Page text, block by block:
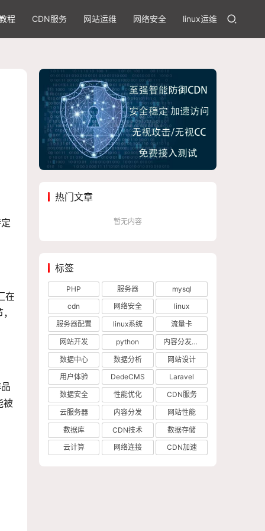
程 CDN服务 网站运维 网络安全 linux运维
在
被
热门文章
暂无内容
标签
PHP 服务器
mysql
cdn
网络安全
linux
服务器配置
linux系统
流量卡
网站开发
python
内容分发网络
数据中心
数据分析
网站设计
用户体验
DedeCMS
Laravel
数据安全
性能优化
CDN服务
云服务器
内容分发
网站性能
数据库
CDN技术
数据存储
云计算
网络连接 CDN加速